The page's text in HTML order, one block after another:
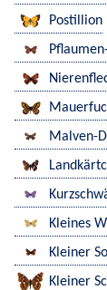
Postillion
Malven-
Kleines
Kleiner
Kleiner